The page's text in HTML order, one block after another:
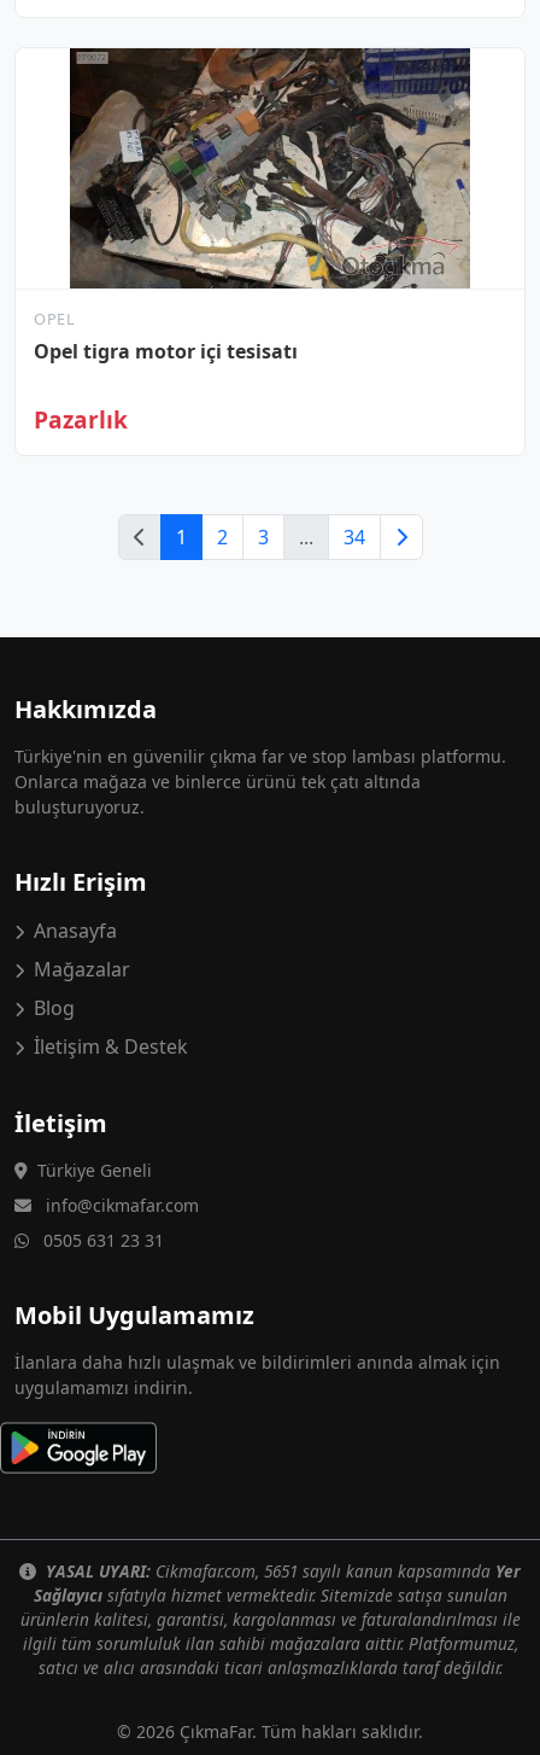
OPEL
Opel tigra motor içi tesisatı
Pazarlık
1 2 3 ... 34
Hakkımızda
Türkiye'nin en güvenilir çıkma far ve stop lambası platformu.
Onlarca mağaza ve binlerce ürünü tek çatı altında
buluşturuyoruz.
Hızlı Erişim
Anasayfa
Mağazalar
Blog
İletişim & Destek
İletişim
Türkiye Geneli
info@cikmafar.com
0505 631 23 31
Mobil Uygulamamız
İlanlara daha hızlı ulaşmak ve bildirimleri anında almak için
uygulamamızı indirin.
YASAL UYARI: Cikmafar.com, 5651 sayılı kanun kapsamında Yer
Sağlayıcısıfatıyla hizmet vermektedir. Sitemizde satışa sunulan
ürünlerin kalitesi, garantisi, kargolanması ve faturalandırılması ile
ilgili tüm sorumluluk ilan sahibi mağazalara aittir. Platformumuz,
satıcı ve alıcı arasındaki ticari anlaşmazlıklarda taraf değildir.
© 2026 ÇıkmaFar. Tüm hakları saklıdır.